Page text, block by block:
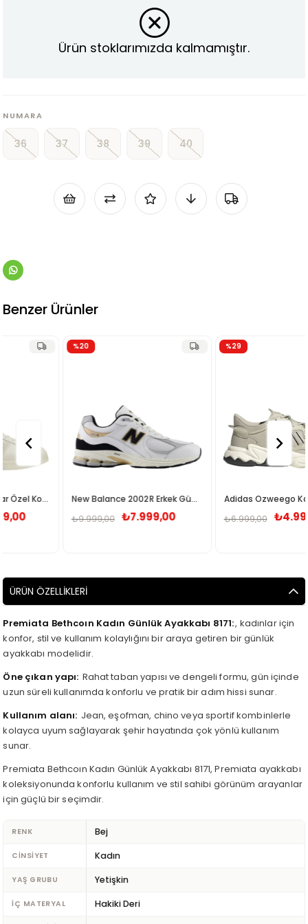
Ürün stoklarımızda kalmamıştır.
NUMARA
36 37 38 39 40
Benzer Ürünler
New Balance 2002R Erkek Günlük Ayakkabı M2002RPN-100
₺7.999,00
₺9.999,00
%20
Adidas Ozweego Kadın Günlük Spor Ayakkabı IF9574
₺4.999,00
₺6.999,00
%29
ÜRÜN ÖZELLIKLERI
Premiata Bethcoın Kadın Günlük Ayakkabı 8171 , kadınlar için
konfor, stil ve kullanım kolaylığını bir araya getiren bir günlük
ayakkabı modelidir.
Öne çıkan yapı Rahat taban yapısı ve dengeli formu, gün içinde
uzun süreli kullanımda konforlu ve pratik bir adım hissi sunar.
Kullanım alanı Jean, eşofman, chino veya sportif kombinlerle
kolayca uyum sağlayarak şehir hayatında çok yönlü kullanım
sunar.
Premiata Bethcoın Kadın Günlük Ayakkabı 8171, Premiata ayakkabı
koleksiyonunda konforlu kullanım ve stil sahibi görünüm arayanlar
için güçlü bir seçimdir.
RENK Bej
CINSIYET Kadın
YAŞ GRUBU Yetişkin
İÇ MATERYAL Hakiki Deri